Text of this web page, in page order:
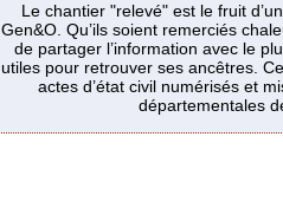
Le chantier "relevé" est le fruit
Gen&O. Qu’ils soient remerciés
de partager l’information avec le
utiles pour retrouver ses ancêtres.
actes d’état civil numérisés et
départementales